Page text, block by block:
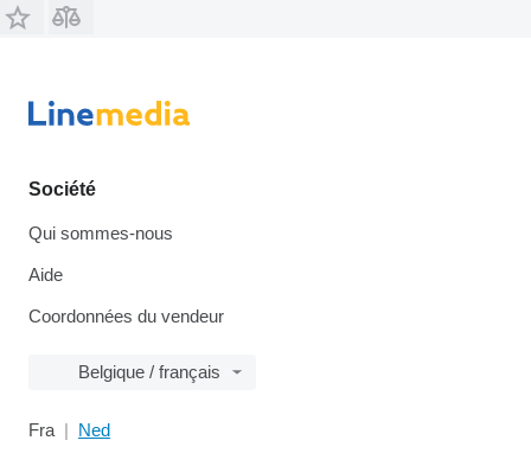
Société
Qui sommes-nous
Aide
Coordonnées du vendeur
Belgique / français
Fra Ned